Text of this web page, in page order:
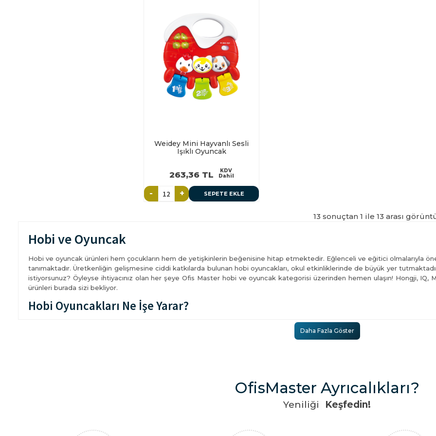
Weidey Mini Hayvanlı Sesli
Işıklı Oyuncak
263,36 TL
KDV
Dahil
- + SEPETE EKLE
13 sonuçtan 1 ile 13 arası
Hobi ve Oyuncak
Hobi ve oyuncak ürünleri hem çocukların hem de yetişkinlerin beğenisine hitap etmektedir. Eğlenceli ve eğitici olmalarıyla
tanımaktadır. Üretkenliğin gelişmesine ciddi katkılarda bulunan hobi oyuncakları, okul etkinliklerinde de büyük yer
istiyorsunuz? Öyleyse ihtiyacınız olan her şeye Ofis Master hobi ve oyuncak kategorisi üzerinden hemen ulaşın! Hongji, IQ,
ürünleri burada sizi bekliyor.
Hobi Oyuncakları Ne İşe Yarar?
Bunlar çocukların zamanını verimli bir şekilde değerlendirmesine imkân vermektedir. Onların arkadaşlarıyla daha eğlenceli
öğrenmelerine yardımcı olmakta, bakış açılarının genişlemesine katkıda bulunmaktadır.
Bunlara ek olarak hobi oyuncakları ve malzemeleri ile meşgul olunması yaşamı daha anlamlı kılmaktadır. Zira faydalı
Rengârenk Hobi ve Oyuncak Ürünleri Çeşitleri
Daha Fazla Göster
OfisMaster Ayrıcalıkları?
Yeniliği Keşfedin!